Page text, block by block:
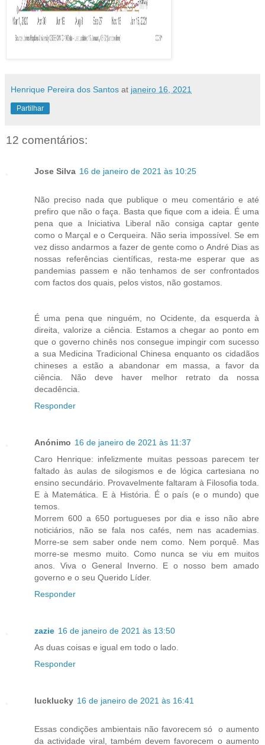
Henrique Pereira dos Santos at janeiro 16, 2021
Partilhar
12 comentários:
Jose Silva 16 de janeiro de 2021 às 10:25
Não preciso nada que publique o meu comentário e até
prefiro que não o faça. Basta que fique com a ideia. É uma
pena que a Iniciativa Liberal não consiga captar gente
como o Marçal e o Cerqueira. Não seria impossível. Se em
vez disso andarmos a fazer de gente como o André Dias as
nossas referências científicas, resta-me esperar que as
pandemias passem e não tenhamos de ser confrontados
com factos dos quais, pelos vistos, não gostamos.
É uma pena que ninguém, no Ocidente, da esquerda à
direita, valorize a ciência. Estamos a chegar ao ponto em
que o governo chinês nos consegue impingir com sucesso
a sua Medicina Tradicional Chinesa enquanto os cidadãos
chineses a estão a abandonar em massa, a favor da
ciência. Não deve haver melhor retrato da nossa
decadência.
Responder
Anónimo 16 de janeiro de 2021 às 11:37
Caro Henrique: infelizmente muitas pessoas parecem ter
faltado às aulas de silogismos e de lógica cartesiana no
ensino secundário. Provavelmente faltaram à Filosofia toda.
E à Matemática. E à História. É o país (e o mundo) que
temos.
Morrem 600 a 650 portugueses por dia e isso não abre
noticiários, não se fala nos cafés, nem nas academias.
Morre-se sem saber onde nem como. Nem porquê. Mas
morre-se mesmo muito. Como nunca se viu em muitos
anos. Viva o General Inverno. E o nosso bem amado
governo e o seu Querido Líder.
Responder
zazie 16 de janeiro de 2021 às 13:50
As duas coisas e igual em todo o lado.
Responder
lucklucky 16 de janeiro de 2021 às 16:41
Essas condições ambientais não favorecem só o aumento
da actividade viral, também devem favorecem o aumento